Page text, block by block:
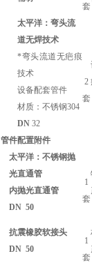
套
太平洋 ：弯头流
道无焊技术
*弯头流道无疤痕
技术
设备配套管件
材质：不锈钢304
DN 32
2
套
管件配置附件
太平洋 ：不锈钢抛
光直通管
内抛光直通管
DN 50
1
套
抗震橡胶软接头
DN 50
1
套